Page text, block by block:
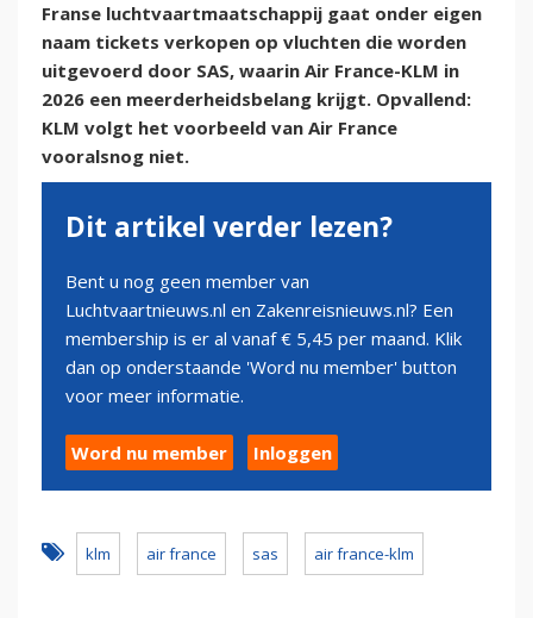
Franse luchtvaartmaatschappij gaat onder eigen
naam tickets verkopen op vluchten die worden
uitgevoerd door SAS, waarin Air France-KLM in
2026 een meerderheidsbelang krijgt. Opvallend:
KLM volgt het voorbeeld van Air France
vooralsnog niet.
Dit artikel verder lezen?
Bent u nog geen member van
Luchtvaartnieuws.nl en Zakenreisnieuws.nl? Een
membership is er al vanaf € 5,45 per maand. Klik
dan op onderstaande 'Word nu member' button
voor meer informatie.
Word nu member Inloggen
klm air france sas air france-klm